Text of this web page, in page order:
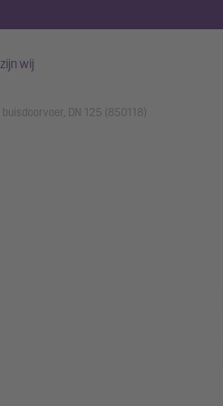
wij
DN 125 (850118)